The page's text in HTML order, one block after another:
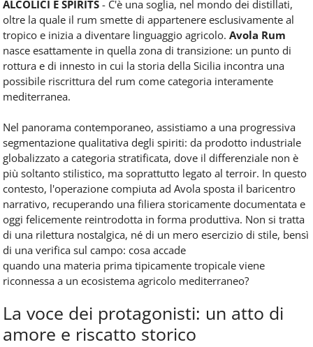
ALCOLICI E SPIRITS - C'è una soglia, nel mondo dei distillati,
oltre la quale il rum smette di appartenere esclusivamente al
tropico e inizia a diventare linguaggio agricolo. Avola Rum
nasce esattamente in quella zona di transizione: un punto di
rottura e di innesto in cui la storia della Sicilia incontra una
possibile riscrittura del rum come categoria interamente
mediterranea.
Nel panorama contemporaneo, assistiamo a una progressiva
segmentazione qualitativa degli spiriti: da prodotto industriale
globalizzato a categoria stratificata, dove il differenziale non è
più soltanto stilistico, ma soprattutto legato al terroir. In questo
contesto, l'operazione compiuta ad Avola sposta il baricentro
narrativo, recuperando una filiera storicamente documentata e
oggi felicemente reintrodotta in forma produttiva. Non si tratta
di una rilettura nostalgica, né di un mero esercizio di stile, bensì
di una verifica sul campo: cosa accade
quando una materia prima tipicamente tropicale viene
riconnessa a un ecosistema agricolo mediterraneo?
La voce dei protagonisti: un atto di
amore e riscatto storico